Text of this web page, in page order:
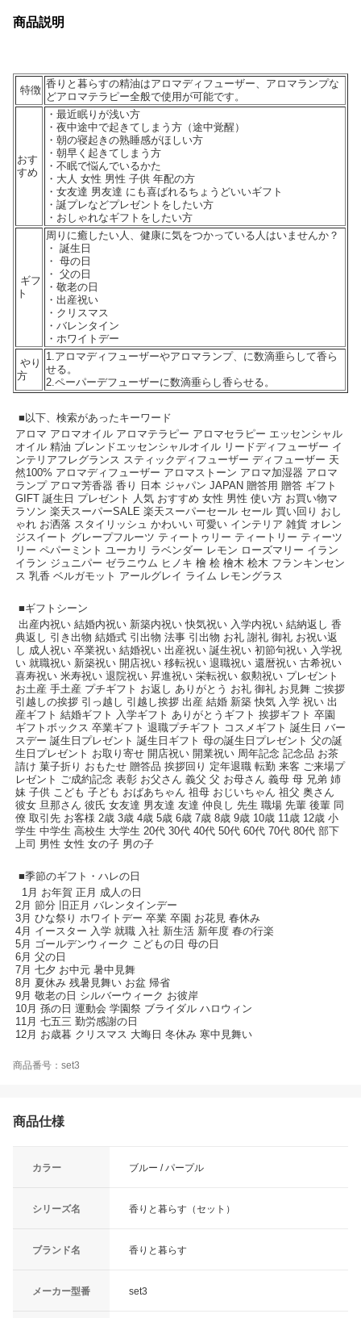
商品説明
特徴
香りと暮らすの精油はアロマディフューザー、アロマランプな
どアロマテラピー全般で使用が可能です。
おす
すめ
・最近眠りが浅い方
・夜中途中で起きてしまう方（途中覚醒）
・朝の寝起きの熟睡感がほしい方
・朝早く起きてしまう方
・不眠で悩んでいるかた
・大人 女性 男性 子供 年配の方
・女友達 男友達 にも喜ばれるちょうどいいギフト
・誕プレなどプレゼントをしたい方
・おしゃれなギフトをしたい方
ギフ
ト
周りに癒したい人、健康に気をつかっている人はいませんか？
・ 誕生日
・ 母の日
・ 父の日
・敬老の日
・出産祝い
・クリスマス
・バレンタイン
・ホワイトデー
やり
方
1.アロマディフューザーやアロマランプ、に数滴垂らして香ら
せる。
2.ペーパーデフューザーに数滴垂らし香らせる。
■以下、検索があったキーワード
アロマ アロマオイル アロマテラピー アロマセラピー エッセンシャル
オイル 精油 ブレンドエッセンシャルオイル リードディフューザー イ
ンテリアフレグランス スティックディフューザー ディフューザー 天
然100% アロマディフューザー アロマストーン アロマ加湿器 アロマ
ランプ アロマ芳香器 香り 日本 ジャパン JAPAN 贈答用 贈答 ギフト
GIFT 誕生日 プレゼント 人気 おすすめ 女性 男性 使い方 お買い物マ
ラソン 楽天スーパーSALE 楽天スーパーセール セール 買い回り おし
ゃれ お洒落 スタイリッシュ かわいい 可愛い インテリア 雑貨 オレン
ジスイート グレープフルーツ ティートゥリー ティートリー ティーツ
リー ペパーミント ユーカリ ラベンダー レモン ローズマリー イラン
イラン ジュニパー ゼラニウム ヒノキ 檜 桧 檜木 桧木 フランキンセン
ス 乳香 ベルガモット アールグレイ ライム レモングラス
■ギフトシーン
出産内祝い 結婚内祝い 新築内祝い 快気祝い 入学内祝い 結納返し 香
典返し 引き出物 結婚式 引出物 法事 引出物 お礼 謝礼 御礼 お祝い返
し 成人祝い 卒業祝い 結婚祝い 出産祝い 誕生祝い 初節句祝い 入学祝
い 就職祝い 新築祝い 開店祝い 移転祝い 退職祝い 還暦祝い 古希祝い
喜寿祝い 米寿祝い 退院祝い 昇進祝い 栄転祝い 叙勲祝い プレゼント
お土産 手土産 プチギフト お返し ありがとう お礼 御礼 お見舞 ご挨拶
引越しの挨拶 引っ越し 引越し挨拶 出産 結婚 新築 快気 入学 祝い 出
産ギフト 結婚ギフト 入学ギフト ありがとうギフト 挨拶ギフト 卒園
ギフトボックス 卒業ギフト 退職プチギフト コスメギフト 誕生日 バー
スデー 誕生日プレゼント 誕生日ギフト 母の誕生日プレゼント 父の誕
生日プレゼント お取り寄せ 開店祝い 開業祝い 周年記念 記念品 お茶
請け 菓子折り おもたせ 贈答品 挨拶回り 定年退職 転勤 来客 ご来場プ
レゼント ご成約記念 表彰 お父さん 義父 父 お母さん 義母 母 兄弟 姉
妹 子供 こども 子ども おばあちゃん 祖母 おじいちゃん 祖父 奥さん
彼女 旦那さん 彼氏 女友達 男友達 友達 仲良し 先生 職場 先輩 後輩 同
僚 取引先 お客様 2歳 3歳 4歳 5歳 6歳 7歳 8歳 9歳 10歳 11歳 12歳 小
学生 中学生 高校生 大学生 20代 30代 40代 50代 60代 70代 80代 部下
上司 男性 女性 女の子 男の子
■季節のギフト・ハレの日
1月 お年賀 正月 成人の日
2月 節分 旧正月 バレンタインデー
3月 ひな祭り ホワイトデー 卒業 卒園 お花見 春休み
4月 イースター 入学 就職 入社 新生活 新年度 春の行楽
5月 ゴールデンウィーク こどもの日 母の日
6月 父の日
7月 七夕 お中元 暑中見舞
8月 夏休み 残暑見舞い お盆 帰省
9月 敬老の日 シルバーウィーク お彼岸
10月 孫の日 運動会 学園祭 ブライダル ハロウィン
11月 七五三 勤労感謝の日
12月 お歳暮 クリスマス 大晦日 冬休み 寒中見舞い
商品番号：set3
商品仕様
カラー ブルー / パープル
シリーズ名 香りと暮らす（セット）
ブランド名 香りと暮らす
メーカー型番 set3